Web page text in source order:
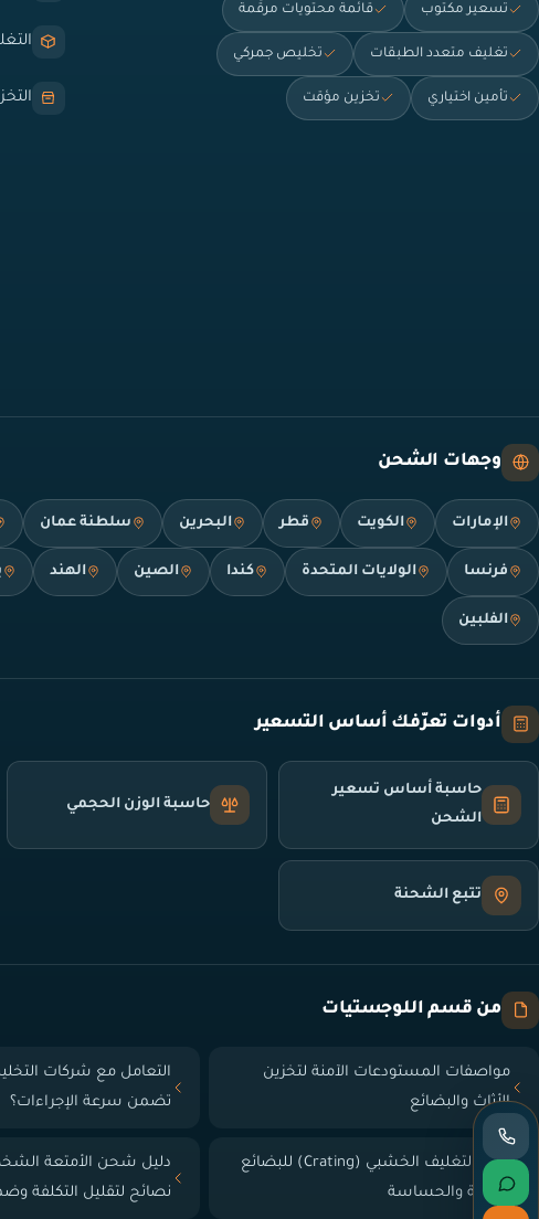
تسعير مكتوب قائمة محتويات مرقّمة
تغليف متعدد الطبقات تخليص جمركي
تأمين اختياري تخزين مؤقت
وجهات الشحن
الإمارات الكويت قطر البحرين سلطنة عمان
فرنسا الولايات المتحدة كندا الصين الهند
الفلبين
أدوات تعرّفك أساس التسعير
حاسبة أساس تسعير
الشحن
حاسبة الوزن الحجمي
تتبع الشحنة
من قسم اللوجستيات
مواصفات المستودعات الآمنة لتخزين
الأثاث والبضائع
التعامل مع شركات
تضمن سرعة الإجراءات؟
دليل التغليف الخشبي (Crating) للبضائع
الثقيلة والحساسة
دليل شحن الأمتعة
نصائح لتقليل التكلفة